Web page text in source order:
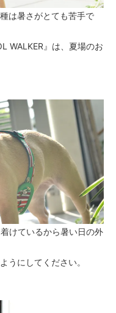
は暑さがとても苦手で
WALKER』は、夏場のお
けているから暑い日の外
うにしてください。